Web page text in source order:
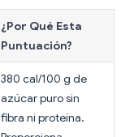
¿Por Qué Esta
Puntuación?
380 cal/100 g de
azúcar puro sin
fibra ni proteína.